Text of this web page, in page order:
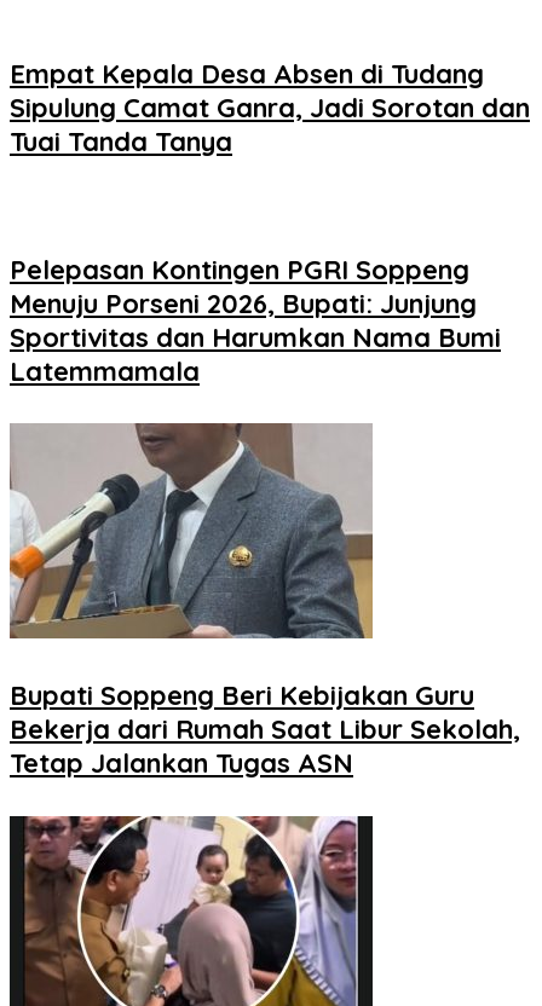
Empat Kepala Desa Absen di Tudang
Sipulung Camat Ganra, Jadi Sorotan dan
Tuai Tanda Tanya
Pelepasan Kontingen PGRI Soppeng
Menuju Porseni 2026, Bupati: Junjung
Sportivitas dan Harumkan Nama Bumi
Latemmamala
Bupati Soppeng Beri Kebijakan Guru
Bekerja dari Rumah Saat Libur Sekolah,
Tetap Jalankan Tugas ASN